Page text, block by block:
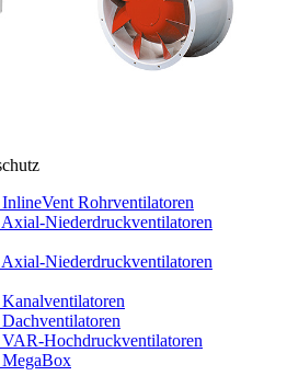
Rohrventilatoren
Niederdruckventilatoren
Niederdruckventilatoren
Hochdruckventilatoren
MegaBox